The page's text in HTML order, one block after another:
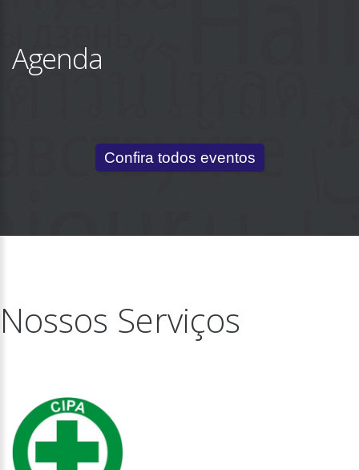
Agenda
Confira todos eventos
Nossos Serviços